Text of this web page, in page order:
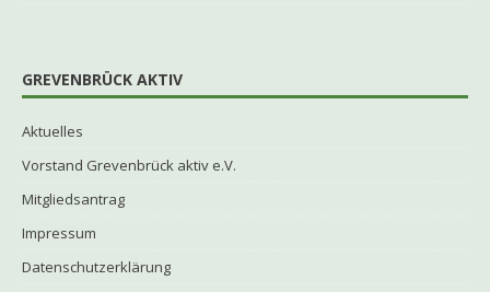
GREVENBRÜCK AKTIV
Aktuelles
Vorstand Grevenbrück aktiv e.V.
Mitgliedsantrag
Impressum
Datenschutzerklärung